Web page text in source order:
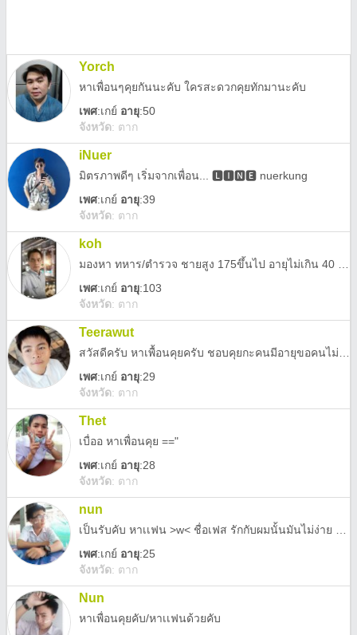
Yorch
หาเพื่อนๆคุยกันนะคับ ใครสะดวกคุยทักมานะคับ
เพศ:เกย์ อายุ:50
จังหวัด: ตาก
iNuer
มิตรภาพดีๆ เริ่มจากเพื่อน... 🅻︎🅸︎🅽︎🅴︎ nuerkung
เพศ:เกย์ อายุ:39
จังหวัด: ตาก
koh
เพศ:เกย์ อายุ:103
จังหวัด: ตาก
Teerawut
เพศ:เกย์ อายุ:29
จังหวัด: ตาก
Thet
เบื่ออ หาเพื่อนคุย =="
เพศ:เกย์ อายุ:28
จังหวัด: ตาก
nun
เพศ:เกย์ อายุ:25
จังหวัด: ตาก
Nun
หาเพื่อนคุยคับ/หาเเฟนด้วยคับ